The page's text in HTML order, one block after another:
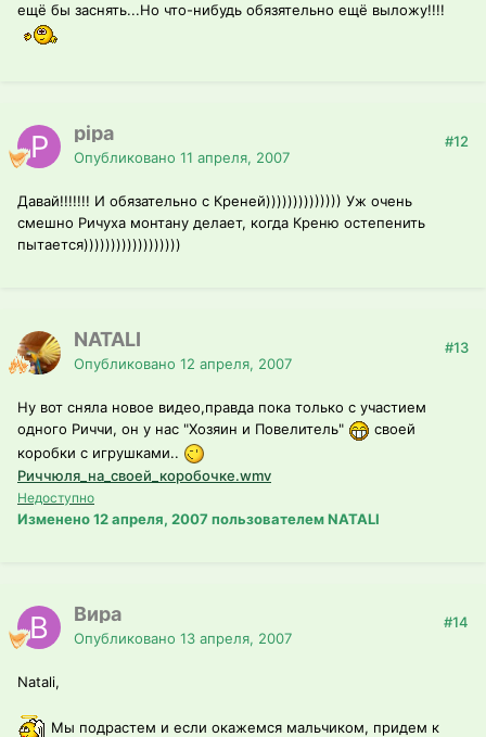
ещё бы заснять...Но что-нибудь обязятельно ещё выложу!!!!
pipa
Опубликовано 11 апреля, 2007
#12
Давай!!!!!!! И обязательно с Креней)))))))))))))) Уж очень
смешно Ричуха монтану делает, когда Креню остепенить
пытается))))))))))))))))))
NATALI
Опубликовано 12 апреля, 2007
#13
Ну вот сняла новое видео,правда пока только с участием
одного Риччи, он у нас "Хозяин и Повелитель"
своей
коробки с игрушками..
Риччюля_на_своей_коробочке.wmv
Недоступно
Изменено12 апреля, 2007 пользователем NATALI
Вира
Опубликовано 13 апреля, 2007
#14
Natali,
Мы подрастем и если окажемся мальчиком, придем к